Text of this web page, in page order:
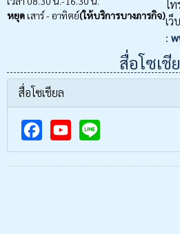
หยุด เสาร์ - อาทิตย์(ให้บริการบางภารกิจ)
โท
เว็
:
สื่อโซเชี
สื่อโซเชียล
F
a
Y
o